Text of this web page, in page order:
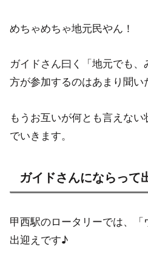
めちゃめちゃ地元民やん！
ガイドさん曰く「地元でも
方が参加するのはあまり聞い
もうお互いが何とも言えな
でいきます。
ガイドさんにならって
甲西駅のロータリーでは、
出迎えです♪